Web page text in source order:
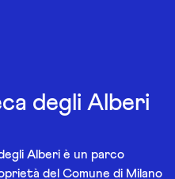
degli Alberi
Alberi è un parco
del Comune di Milano